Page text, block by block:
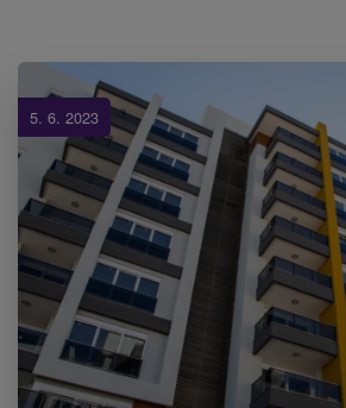
5. 6. 2023